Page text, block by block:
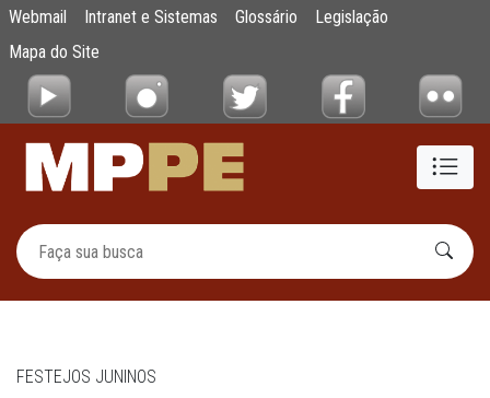
Pular para o Conteúdo principal
Barra de Guabiraba e Jataúba assinam
Webmail Intranet e Sistemas Glossário
Legislação
Mapa do Site
FESTEJOS JUNINOS